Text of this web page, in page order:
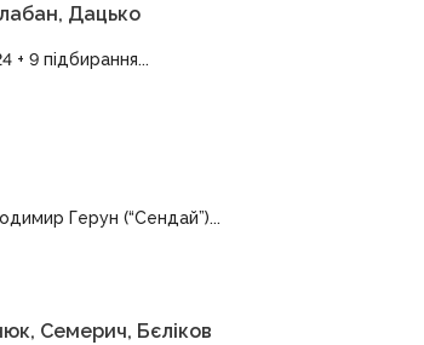
Дацько
+ 9 підбирання...
Герун (“Сендай”)...
Семерич, Бєліков